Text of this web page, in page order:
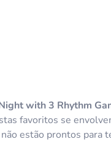
with 3 Rhythm
favoritos se
estão prontos para